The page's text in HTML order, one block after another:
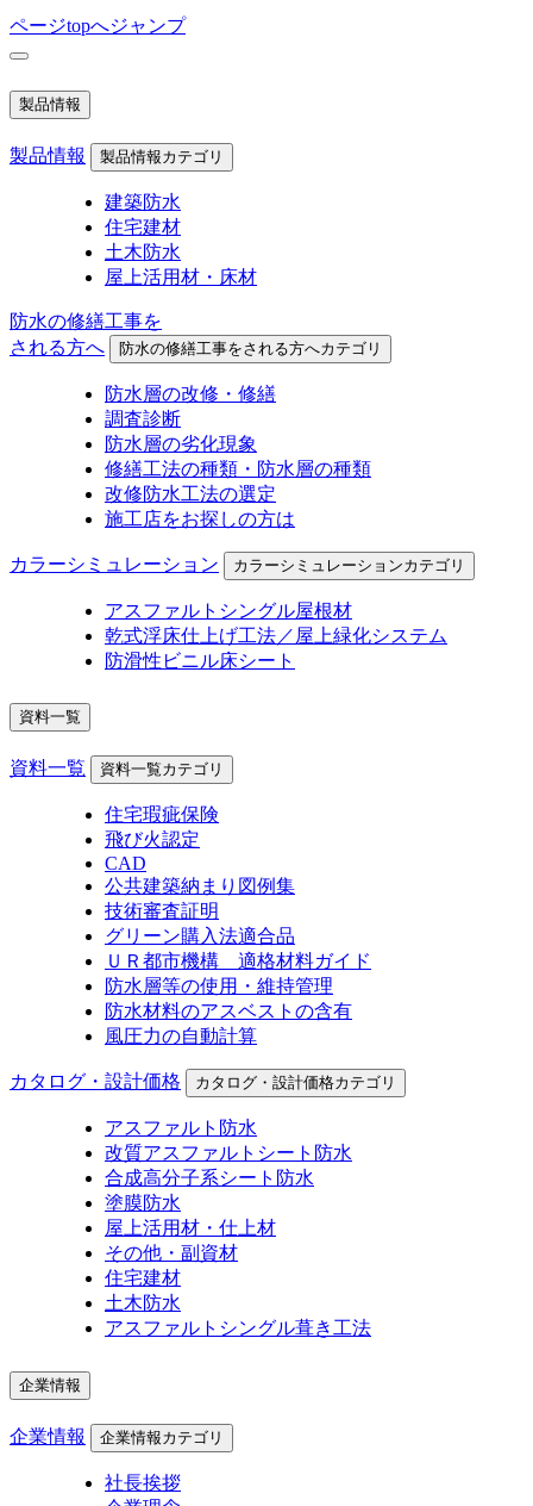
ページtopへジャンプ
製品情報
製品情報 製品情報カテゴリ
建築防水
住宅建材
土木防水
屋上活用材・床材
防水の修繕工事を
される方へ
防水の修繕工事をされる方へカテゴリ
防水層の改修・修繕
調査診断
防水層の劣化現象
修繕工法の種類・防水層の種類
改修防水工法の選定
施工店をお探しの方は
カラーシミュレーション カラーシミュレーションカテゴリ
アスファルトシングル屋根材
乾式浮床仕上げ工法／屋上緑化システム
防滑性ビニル床シート
資料一覧
資料一覧 資料一覧カテゴリ
住宅瑕疵保険
飛び火認定
CAD
公共建築納まり図例集
技術審査証明
グリーン購入法適合品
ＵＲ都市機構 適格材料ガイド
防水層等の使用・維持管理
防水材料のアスベストの含有
風圧力の自動計算
カタログ・設計価格 カタログ・設計価格カテゴリ
アスファルト防水
改質アスファルトシート防水
合成高分子系シート防水
塗膜防水
屋上活用材・仕上材
その他・副資材
住宅建材
土木防水
アスファルトシングル葺き工法
企業情報
企業情報 企業情報カテゴリ
社長挨拶